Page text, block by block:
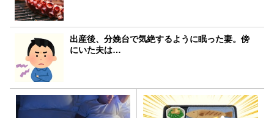
出産後、分娩台で気絶するように眠った妻。傍
にいた夫は…